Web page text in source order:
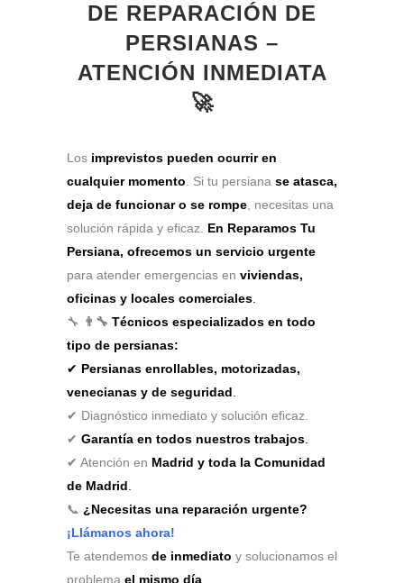
DE REPARACIÓN DE
PERSIANAS –
ATENCIÓN INMEDIATA
🚀
Los imprevistos pueden ocurrir en
cualquier momento. Si tu persiana se atasca,
deja de funcionar o se rompe, necesitas una
solución rápida y eficaz. En Reparamos Tu
Persiana, ofrecemos un servicio urgente
para atender emergencias en viviendas,
oficinas y locales comerciales.
🔧 👨‍🔧 Técnicos especializados en todo
tipo de persianas:
✔ Persianas enrollables, motorizadas,
venecianas y de seguridad.
✔ Diagnóstico inmediato y solución eficaz.
✔ Garantía en todos nuestros trabajos.
✔ Atención en Madrid y toda la Comunidad
de Madrid.
📞 ¿Necesitas una reparación urgente?
¡Llámanos ahora!
Te atendemos de inmediato y solucionamos el
problema el mismo día